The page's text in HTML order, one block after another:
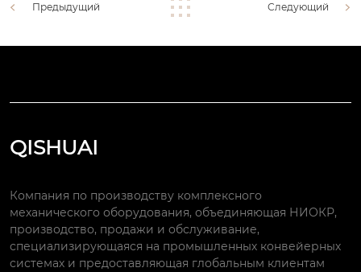
Предыдущий Следующий
QISHUAI
Компания по производству комплексного
механического оборудования, объединяющая НИОКР,
производство, продажи и обслуживание,
специализирующаяся на промышленных конвейерных
системах и предоставляющая глобальным клиентам